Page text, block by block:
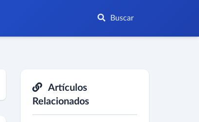
Buscar
Artículos
Relacionados